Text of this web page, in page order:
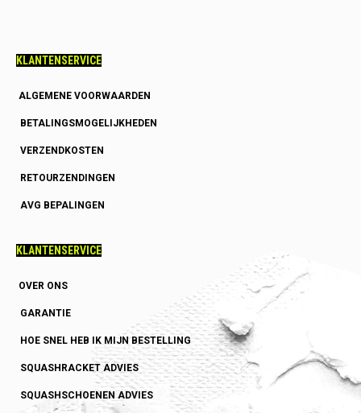
KLANTENSERVICE
ALGEMENE VOORWAARDEN
BETALINGSMOGELIJKHEDEN
VERZENDKOSTEN
RETOURZENDINGEN
AVG BEPALINGEN
KLANTENSERVICE
OVER ONS
GARANTIE
HOE SNEL HEB IK MIJN BESTELLING
SQUASHRACKET ADVIES
SQUASHSCHOENEN ADVIES